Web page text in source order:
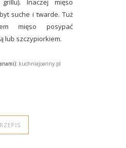
Inaczej mięso
suche i twarde. Tuż
mięso posypać
lub szczypiorkiem.
kuchniajoanny.pl